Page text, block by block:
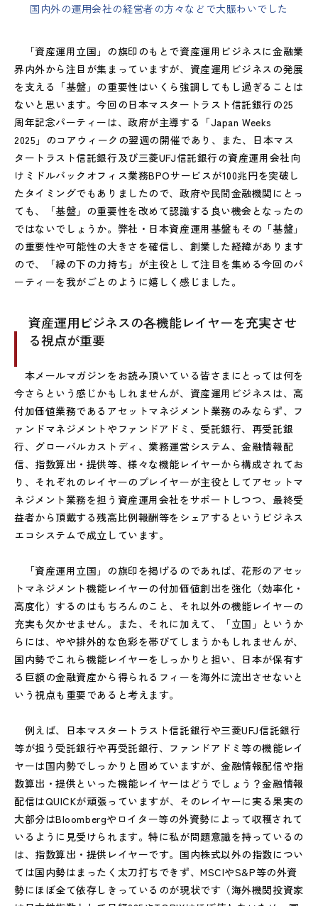
国内外の運用会社の経営者の方々などで大賑わいでした
「資産運用立国」の旗印のもとで資産運用ビジネスに金融業
界内外から注目が集まっていますが、資産運用ビジネスの発展
を支える「基盤」の重要性はいくら強調してもし過ぎることは
ないと思います。今回の日本マスタートラスト信託銀行の25
周年記念パーティーは、政府が主導する「Japan Weeks
2025」のコアウィークの翌週の開催であり、また、日本マス
タートラスト信託銀行及び三菱UFJ信託銀行の資産運用会社向
けミドルバックオフィス業務BPOサービスが100兆円を突破し
たタイミングでもありましたので、政府や民間金融機関にとっ
ても、「基盤」の重要性を改めて認識する良い機会となったの
ではないでしょうか。弊社・日本資産運用基盤もその「基盤」
の重要性や可能性の大きさを確信し、創業した経緯があります
ので、「縁の下の力持ち」が主役として注目を集める今回のパ
ーティーを我がごとのように嬉しく感じました。
資産運用ビジネスの各機能レイヤーを充実させ
る視点が重要
本メールマガジンをお読み頂いている皆さまにとっては何を
今さらという感じかもしれませんが、資産運用ビジネスは、高
付加価値業務であるアセットマネジメント業務のみならず、フ
ァンドマネジメントやファンドアドミ、受託銀行、再受託銀
行、グローバルカストディ、業務運営システム、金融情報配
信、指数算出・提供等、様々な機能レイヤーから構成されてお
り、それぞれのレイヤーのプレイヤーが主役としてアセットマ
ネジメント業務を担う資産運用会社をサポートしつつ、最終受
益者から頂戴する残高比例報酬等をシェアするというビジネス
エコシステムで成立しています。
「資産運用立国」の旗印を掲げるのであれば、花形のアセッ
トマネジメント機能レイヤーの付加価値創出を強化（効率化・
高度化）するのはもちろんのこと、それ以外の機能レイヤーの
充実も欠かせません。また、それに加えて、「立国」というか
らには、やや排外的な色彩を帯びてしまうかもしれませんが、
国内勢でこれら機能レイヤーをしっかりと担い、日本が保有す
る巨額の金融資産から得られるフィーを海外に流出させないと
いう視点も重要であると考えます。
例えば、日本マスタートラスト信託銀行や三菱UFJ信託銀行
等が担う受託銀行や再受託銀行、ファンドアドミ等の機能レイ
ヤーは国内勢でしっかりと固めていますが、金融情報配信や指
数算出・提供といった機能レイヤーはどうでしょう？金融情報
配信はQUICKが頑張っていますが、そのレイヤーに実る果実の
大部分はBloombergやロイター等の外資勢によって収穫されて
いるように見受けられます。特に私が問題意識を持っているの
は、指数算出・提供レイヤーです。国内株式以外の指数につい
ては国内勢はまったく太刀打ちできず、MSCIやS&P等の外資
勢にほぼ全て依存しきっているのが現状です（海外機関投資家